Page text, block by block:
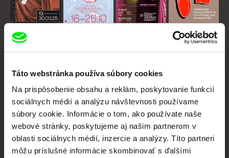
Táto webstránka používa súbory cookies
Na prispôsobenie obsahu a reklám, poskytovanie funkcií
sociálnych médií a analýzu návštevnosti používame
súbory cookie. Informácie o tom, ako používate naše
webové stránky, poskytujeme aj našim partnerom v
oblasti sociálnych médií, inzercie a analýzy. Títo partneri
môžu príslušné informácie skombinovať s ďalšími
CPH:DOX DOK Leipzig
FIDMarseille Ji.hlava IDFF Visions du Réel